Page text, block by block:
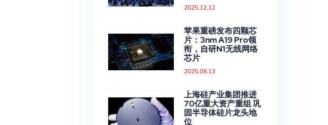
2025.12.12
苹果重磅发布四颗芯
片：3nm A19 Pro领
衔，自研N1无线网络
芯片
2025.09.13
上海硅产业集团推进
70亿重大资产重组 巩
固半导体硅片龙头地
位